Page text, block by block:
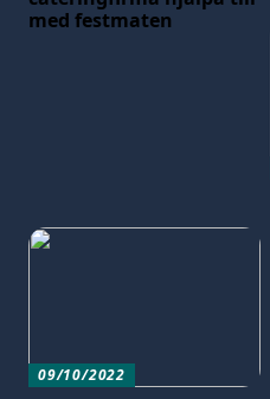
med festmaten
09/10/2022